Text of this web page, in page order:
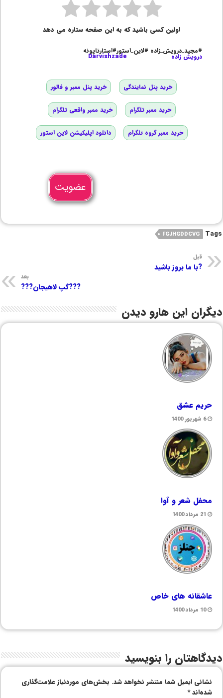
اولین کسی باشید که به این صفحه ستاره می دهد
#مجید_درویش_زاده #لاین_استور#استارتاپونه
درویش زاده Darvishzade
خرید پنل نمایندگی خرید پنل ممبر و فالور
خرید ممبر تلگرام خرید ممبر واقعی تلگرام
خرید ممبر گروه تلگرام دانلود اپلیکیشن لاین استور
عضویت
Tags
FGJHGDDCVG
قبل
?با ما بروز باشید
بعد
???گپ لاهیجان???
دیگران این هارو دیدن
حریم عشق
6 شهریور 1400
محفل شعر و آوا
21 مرداد 1400
عاشقانه های خاص
10 مرداد 1400
دیدگاهتان را بنویسید
نشانی ایمیل شما منتشر نخواهد شد. بخش‌های موردنیاز علامت‌گذاری
شده‌اند*